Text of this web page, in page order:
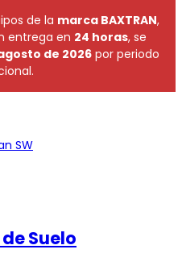
de la marca BAXTRAN,
entrega en 24 horas, se
de 2026por periodo
SW
Suelo